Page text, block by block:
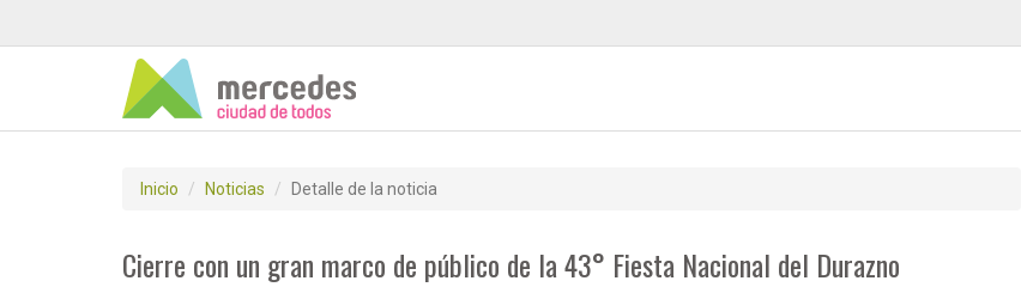
Inicio Noticias Detalle de la noticia
Cierre con un gran marco de público de la 43° Fiesta Nacional del Durazno